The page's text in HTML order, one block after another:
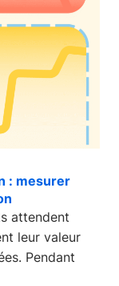
: mesurer
attendent
leur valeur
Pendant